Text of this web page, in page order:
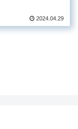
2024.04.29